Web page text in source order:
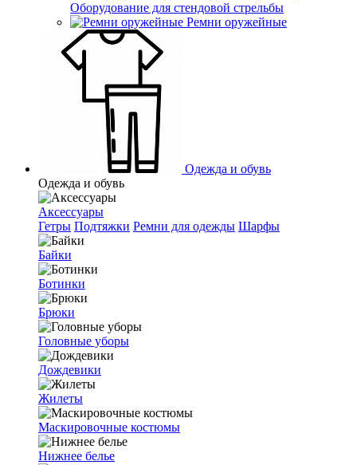
Оборудование для стендовой стрельбы
Ремни оружейные
Одежда и обувь
Одежда и обувь
Аксессуары
Гетры Подтяжки Ремни для одежды Шарфы
Байки
Ботинки
Брюки
Головные уборы
Дождевики
Жилеты
Маскировочные костюмы
Нижнее белье